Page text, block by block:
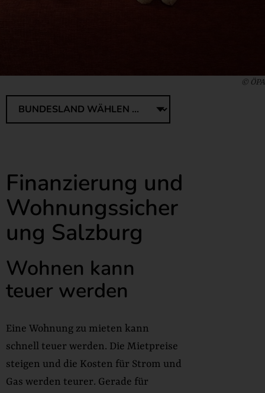
© ÖPA
Finanzierung und
Wohnungssicher
ung Salzburg
Wohnen kann
teuer werden
Eine Wohnung zu mieten kann
schnell teuer werden. Die Mietpreise
steigen und die Kosten für Strom und
Gas werden teurer. Gerade für